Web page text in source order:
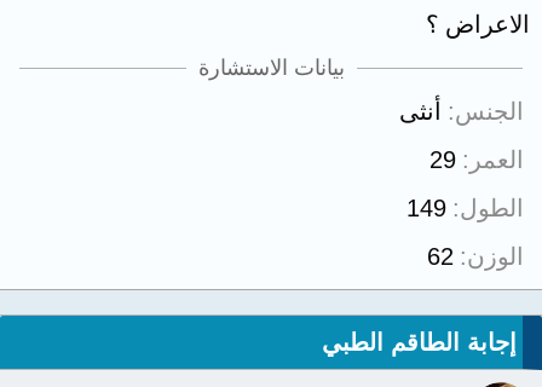
الاعراض ؟
بيانات الاستشارة
الجنس
أنثى
العمر
29
الطول 149
الوزن 62
إجابة الطاقم الطبي